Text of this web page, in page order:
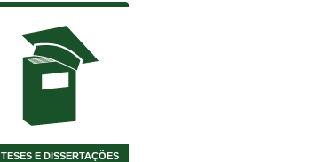
TESES E DISSERTAÇÕES